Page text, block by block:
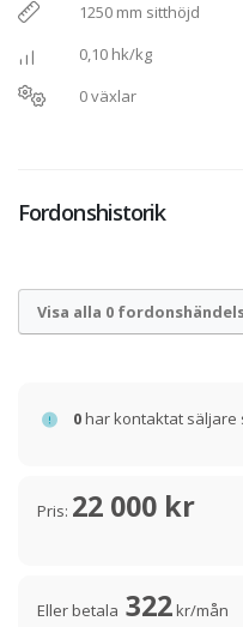
1250 mm sitthöjd
0,10 hk/kg
0 växlar
Fordonshistorik
Visa alla 0
0har kontaktat säljare
Pris: 22 000 kr
Eller betala 322kr/mån